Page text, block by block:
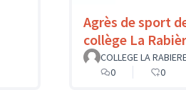
Agrès de sport
collège La
COLLEGE LA
0
0